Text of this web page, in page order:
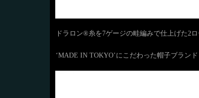
ドラロン®糸を7ゲージの畦編みで仕上げた2ロ
‘MADE IN TOKYO’にこだわった帽子ブラン